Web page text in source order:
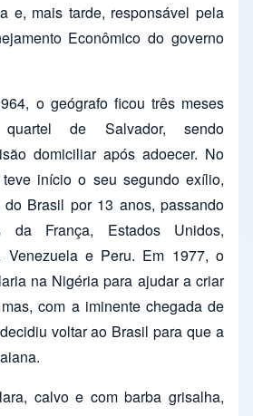
e, mais tarde, responsável pela
Econômico do governo
o geógrafo ficou três meses
de Salvador, sendo
domiciliar após adoecer. No
início o seu segundo exílio,
Brasil por 13 anos, passando
da França, Estados Unidos,
Venezuela e Peru. Em 1977, o
na Nigéria para ajudar a criar
com a iminente chegada de
voltar ao Brasil para que a
calvo e com barba grisalha,